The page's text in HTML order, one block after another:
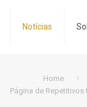
Notícias
Home
Página de